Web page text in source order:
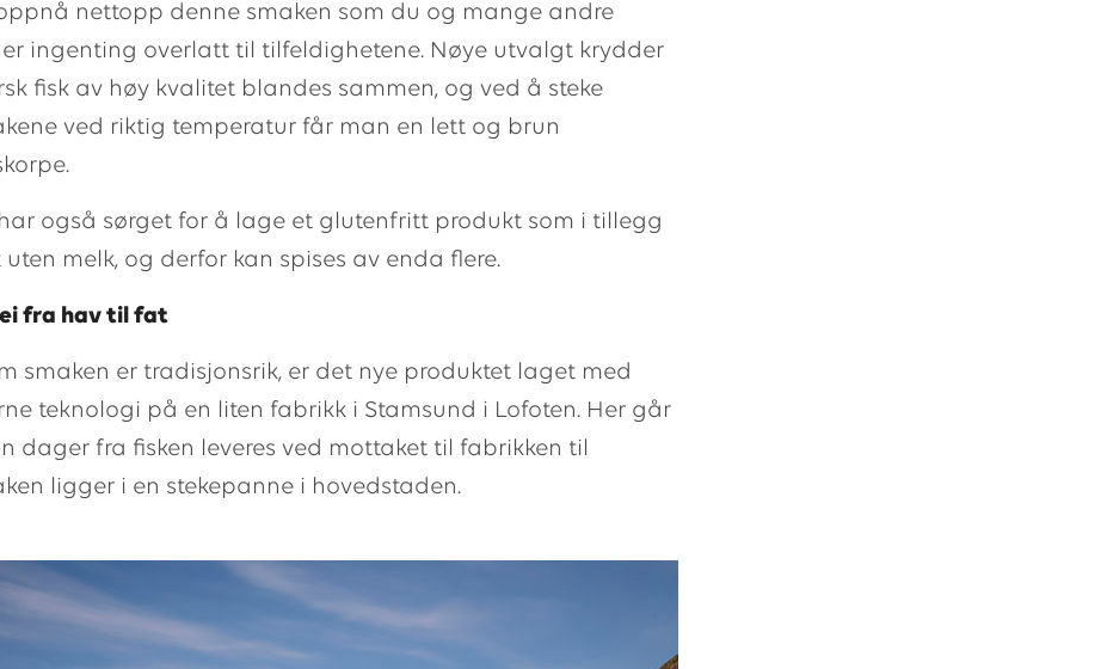
nettopp denne smaken som du og mange andre
er ingenting overlatt til tilfeldighetene. Nøye utvalgt krydder
fisk av høy kvalitet blandes sammen, og ved å steke
ved riktig temperatur får man en lett og brun
også sørget for å lage et glutenfritt produkt som i tillegg
uten melk, og derfor kan spises av enda flere.
fra hav til fat
smaken er tradisjonsrik, er det nye produktet laget med
teknologi på en liten fabrikk i Stamsund i Lofoten. Her går
dager fra fisken leveres ved mottaket til fabrikken til
ligger i en stekepanne i hovedstaden.